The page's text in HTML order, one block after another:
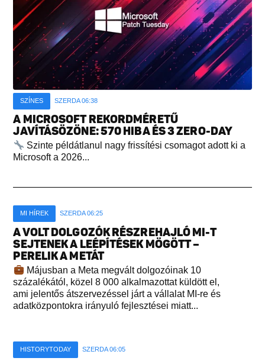
SZÍNES SZERDA 06:38
A MICROSOFT REKORDMÉRETŰ
JAVÍTÁSÖZÖNE: 570 HIBA ÉS 3 ZERO-DAY
Szinte példátlanul nagy frissítési csomagot adott ki a
Microsoft a 2026...
MI HÍREK SZERDA 06:25
A VOLT DOLGOZÓK RÉSZREHAJLÓ MI-T
SEJTENEK A LEÉPÍTÉSEK MÖGÖTT –
PERELIK A METÁT
Májusban a Meta megvált dolgozóinak 10
százalékától, közel 8 000 alkalmazottat küldött el,
ami jelentős átszervezéssel járt a vállalat MI-re és
adatközpontokra irányuló fejlesztései miatt...
HISTORYTODAY SZERDA 06:05